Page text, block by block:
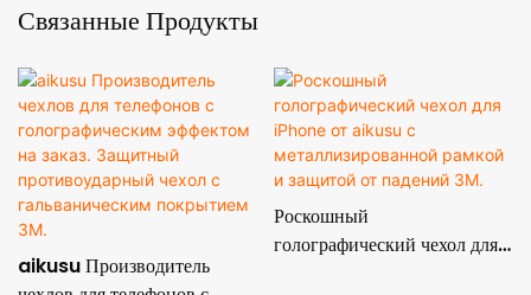
Связанные Продукты
aikusu Производитель
Роскошный
голографический чехол для